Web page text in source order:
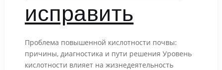
исправить
Проблема повышенной кислотности почвы:
причины, диагностика и пути решения Уровень
кислотности влияет на жизнедеятельность